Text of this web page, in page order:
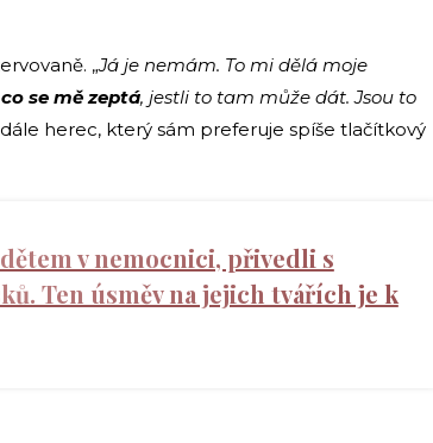
„Já je nemám. To mi dělá moje
se mě zeptá, jestli to tam může dát. Jsou to
dále herec, který sám preferuje spíše tlačítkový
v nemocnici, přivedli s
Ten úsměv na jejich tvářích je k